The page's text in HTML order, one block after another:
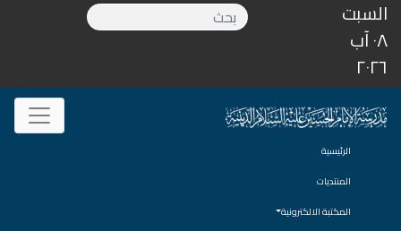
السبت
٠٨ آب
٢٠٢٦
الرئيسية
المنتديات
المكتبة الالكترونية